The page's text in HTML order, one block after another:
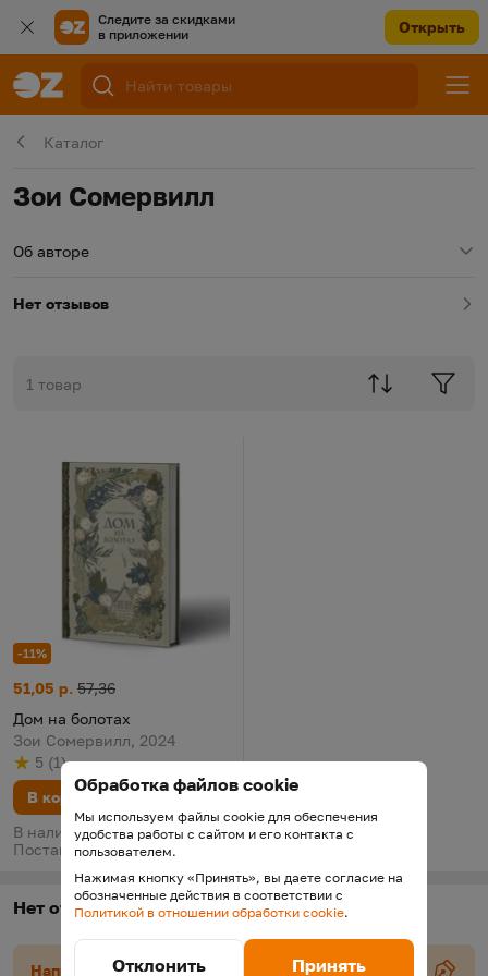
Следите за скидками
в приложении
Открыть
Каталог
Зои Сомервилл
Об авторе
Нет отзывов
1 товар
-11%
Дом на болотах
Цена:
51,05 р.
Старая цена:
57,36
Дом на болотах
Зои Сомервилл, 2024
Рейтинг
5
из 5 (
по результату
1
голосов)
В корзину
В наличии у поставщика.
Поставка 19 августа
Нет отзывов
Напишите отзыв об авторе
Обработка файлов cookie
Мы используем файлы cookie для обеспечения
удобства работы с сайтом и его контакта с
пользователем.
Нажимая кнопку «Принять», вы даете согласие на
обозначенные действия в соответствии с
Политикой в отношении обработки cookie.
Отклонить Принять